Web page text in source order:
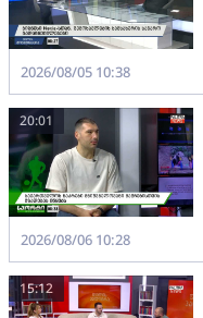
2026/08/05 10:38
20:01
2026/08/06 10:28
15:12